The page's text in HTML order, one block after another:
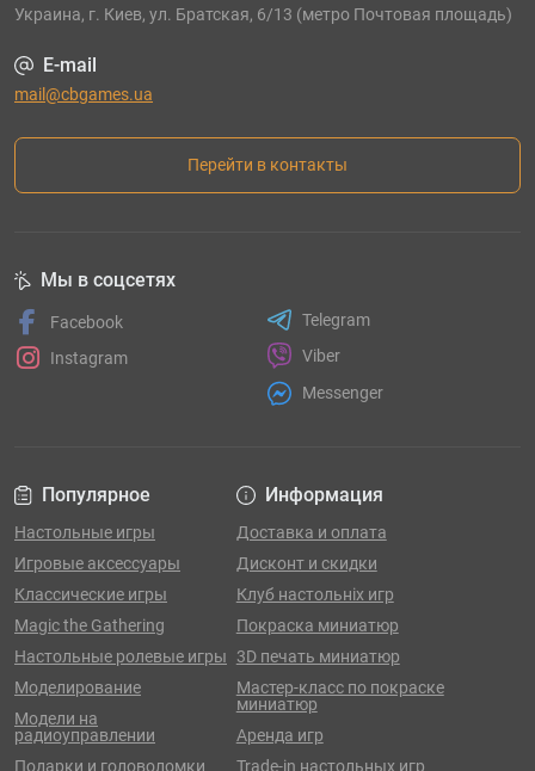
Украина, г. Киев, ул. Братская, 6/13 (метро Почтовая площадь)
E-mail
mail@cbgames.ua
Перейти в контакты
Популярное
Настольные игры
Игровые аксессуары
Классические игры
Magic the Gathering
Настольные ролевые игры
Моделирование
Модели на
радиоуправлении
Подарки и головоломки
Информация
Доставка и оплата
Дисконт и скидки
Клуб настольніх игр
Покраска миниатюр
3D печать миниатюр
Мастер-класс по покраске
миниатюр
Аренда игр
Trade-in настольных игр
Мы в соцсетях
Facebook
Instagram
Telegram
Viber
Messenger